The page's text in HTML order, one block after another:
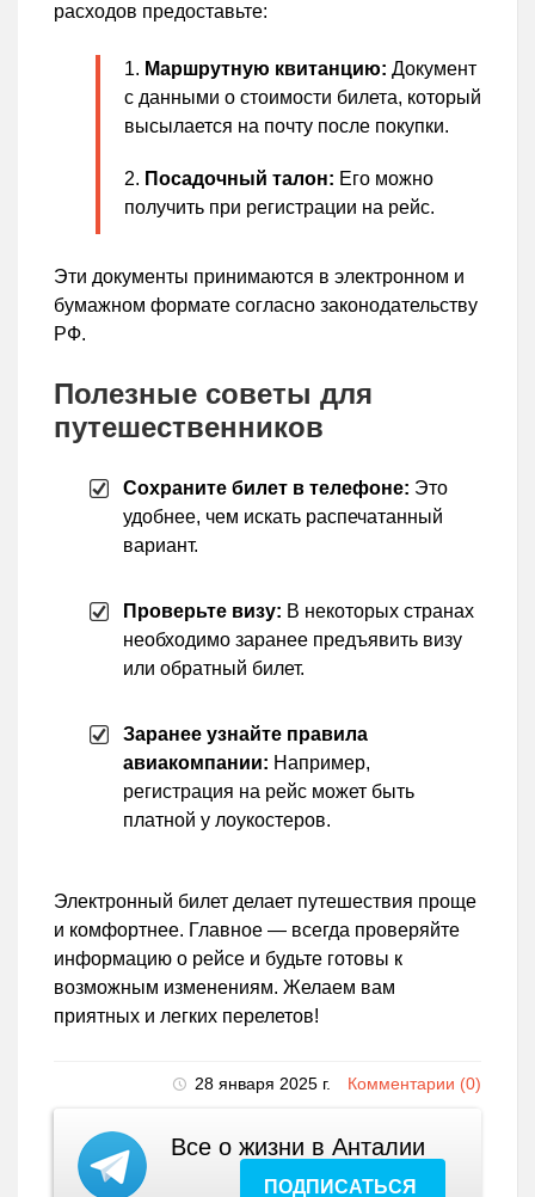
расходов предоставьте:
Маршрутную квитанцию: Документ
с данными о стоимости билета, который
высылается на почту после покупки.
Посадочный талон: Его можно
получить при регистрации на рейс.
Эти документы принимаются в электронном и
бумажном формате согласно законодательству
РФ.
Полезные советы для
путешественников
Сохраните билет в телефоне: Это
удобнее, чем искать распечатанный
вариант.
Проверьте визу: В некоторых странах
необходимо заранее предъявить визу
или обратный билет.
Заранее узнайте правила
авиакомпании: Например,
регистрация на рейс может быть
платной у лоукостеров.
Электронный билет делает путешествия проще
и комфортнее. Главное — всегда проверяйте
информацию о рейсе и будьте готовы к
возможным изменениям. Желаем вам
приятных и легких перелетов!
28 января 2025 г. Комментарии (0)
Все о жизни в Анталии
ПОДПИСАТЬСЯ